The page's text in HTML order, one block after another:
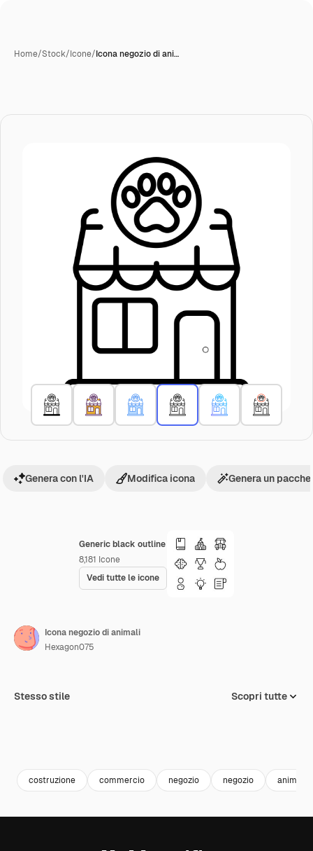
Home/Stock/Icone/Icona negozio di ani…
Generic black outline
8,181 Icone
Vedi tutte le icone
Genera con l'IA Modifica icona Genera un
Icona negozio di animali
Hexagon075
Stesso stile Scopri tutte
costruzione commercio negozio negozio animali